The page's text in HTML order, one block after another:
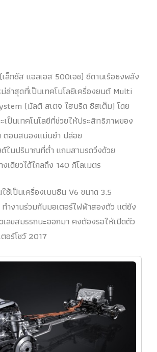
ล็กซัส แอลเอส 500เอช) ซีดานเรือธงพลัง
ล่าสุดที่เป็นเทคโนโลยีเครื่องยนต์ Multi
(มัลติ สเตจ ไฮบริด ซิสเต็ม) โดย
เป็นเทคโนโลยีที่ช่วยให้ประสิทธิภาพของ
ตอบสนองแม่นยำ ปล่อย
ในปริมาณที่ต่ำ แถมสามรถวิ่งด้วย
เดียวได้ไกลถึง 140 กิโลเมตร
ช้เป็นเครื่องเบนซิน V6 ขนาด 3.5
ำงานร่วมกับมอเตอร์ไฟฟ้าสองตัว แต่ยัง
เลขสมรรถนะออกมา คงต้องรอให้เปิดตัว
อร์โชว์ 2017